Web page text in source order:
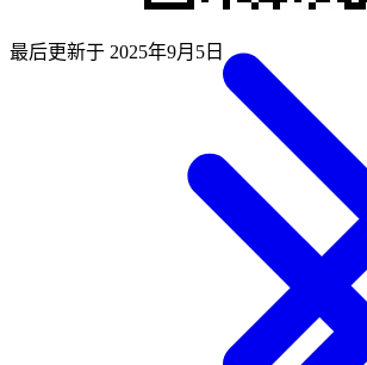
最后更新于 2025年9月5日